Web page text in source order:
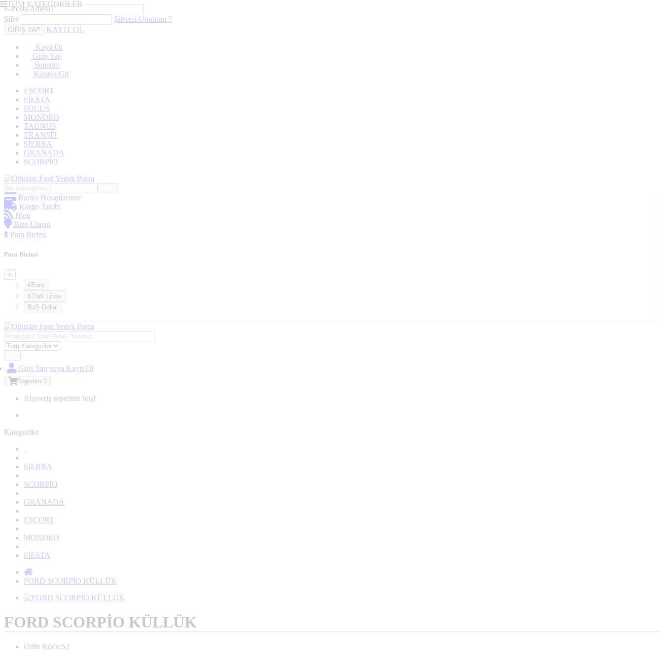
E-Posta Adresi
Şifre
Şifremi Unuttum ?
KAYIT OL
Kayıt Ol
Giriş Yap
Sepetim
Kasaya Git
ESCORT
FİESTA
FOCUS
MONDEO
TAUNUS
TRANSİT
SİERRA
GRANADA
SCORPİO
Banka Hesaplarımız
Kargo Takibi
Blog
Bize Ulaşın
₺ Para Birimi
Para Birimi
×
€Euro
₺Türk Lirası
$US Dollar
Giriş Yap veya Kayıt Ol
Sepetim 0
Alışveriş sepetiniz boş!
TÜM KATEGORİLER
Kategoriler
SİERRA
SCORPİO
GRANADA
ESCORT
MONDEO
FİESTA
FORD SCORPİO KÜLLÜK
FORD SCORPİO KÜLLÜK
Ürün Kodu:52